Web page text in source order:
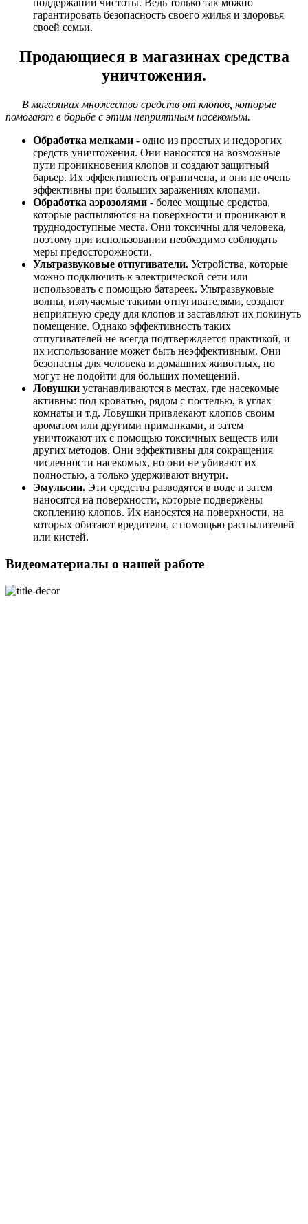
поддержании чистоты. Ведь только так можно
гарантировать безопасность своего жилья и здоровья
своей семьи.
Продающиеся в магазинах средства
уничтожения.
В магазинах множество средств от клопов, которые
помогают в борьбе с этим неприятным насекомым.
Обработка мелками - одно из простых и недорогих
средств уничтожения. Они наносятся на возможные
пути проникновения клопов и создают защитный
барьер. Их эффективность ограничена, и они не очень
эффективны при больших заражениях клопами.
Обработка аэрозолями - более мощные средства,
которые распыляются на поверхности и проникают в
труднодоступные места. Они токсичны для человека,
поэтому при использовании необходимо соблюдать
меры предосторожности.
Ультразвуковые отпугиватели. Устройства, которые
можно подключить к электрической сети или
использовать с помощью батареек. Ультразвуковые
волны, излучаемые такими отпугивателями, создают
неприятную среду для клопов и заставляют их покинуть
помещение. Однако эффективность таких
отпугивателей не всегда подтверждается практикой, и
их использование может быть неэффективным. Они
безопасны для человека и домашних животных, но
могут не подойти для больших помещений.
Ловушки устанавливаются в местах, где насекомые
активны: под кроватью, рядом с постелью, в углах
комнаты и т.д. Ловушки привлекают клопов своим
ароматом или другими приманками, и затем
уничтожают их с помощью токсичных веществ или
других методов. Они эффективны для сокращения
численности насекомых, но они не убивают их
полностью, а только удерживают внутри.
Эмульсии. Эти средства разводятся в воде и затем
наносятся на поверхности, которые подвержены
скоплению клопов. Их наносятся на поверхности, на
которых обитают вредители, с помощью распылителей
или кистей.
Видеоматериалы о нашей работе